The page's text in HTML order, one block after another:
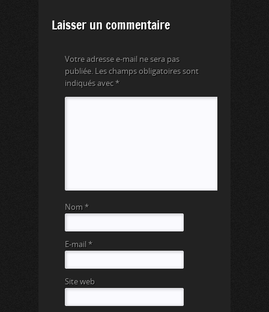
Laisser un commentaire
Votre adresse e-mail ne sera pas
publiée.
Les champs obligatoires sont
indiqués avec *
Nom *
E-mail *
Site web